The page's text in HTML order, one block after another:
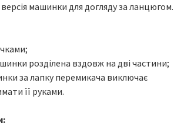
машинки для догляду за ланцюгом.
розділена вздовж на дві частини;
за лапку перемикача виключає
її руками.